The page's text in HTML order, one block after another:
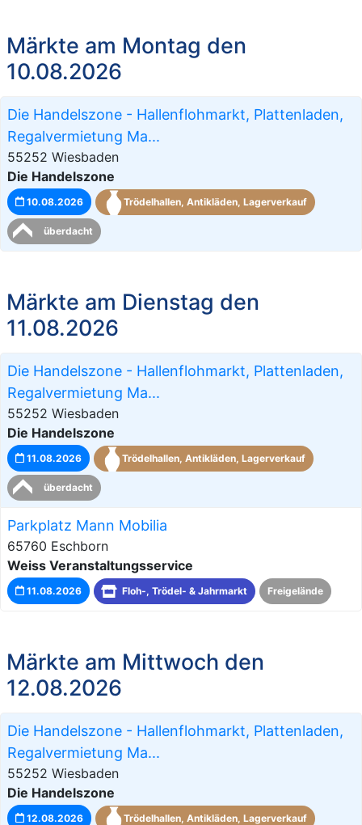
Märkte am Montag den
10.08.2026
Die Handelszone - Hallenflohmarkt, Plattenladen,
Regalvermietung Ma...
55252 Wiesbaden
Die Handelszone
10.08.2026 Trödelhallen, Antikläden, Lagerverkauf
überdacht
Märkte am Dienstag den
11.08.2026
Die Handelszone - Hallenflohmarkt, Plattenladen,
Regalvermietung Ma...
55252 Wiesbaden
Die Handelszone
11.08.2026 Trödelhallen, Antikläden, Lagerverkauf
überdacht
Parkplatz Mann Mobilia
65760 Eschborn
Weiss Veranstaltungsservice
11.08.2026 Floh-, Trödel- & Jahrmarkt Freigelände
Märkte am Mittwoch den
12.08.2026
Die Handelszone - Hallenflohmarkt, Plattenladen,
Regalvermietung Ma...
55252 Wiesbaden
Die Handelszone
12.08.2026 Trödelhallen, Antikläden, Lagerverkauf